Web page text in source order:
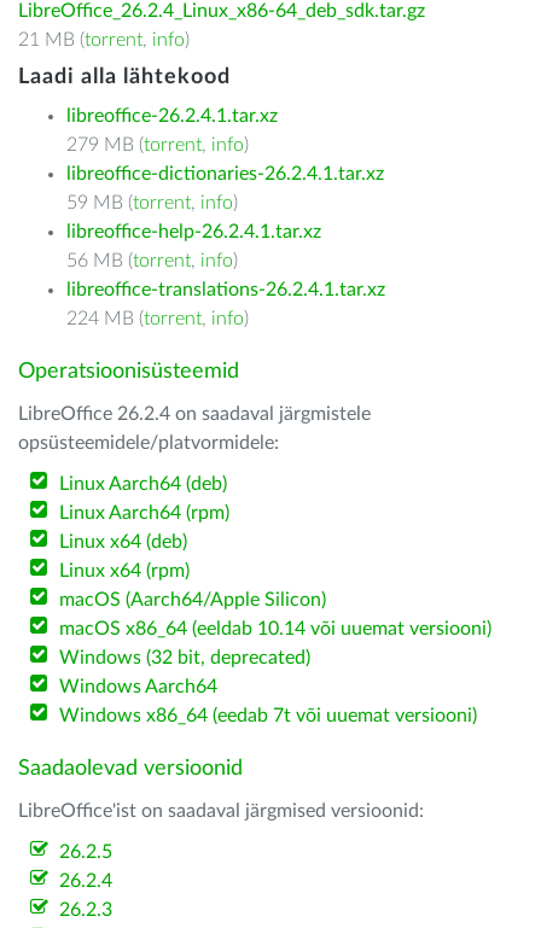
LibreOffice_26.2.4_Linux_x86-64_deb_sdk.tar.gz
21 MB (torrent, info)
Laadi alla lähtekood
libreoffice-26.2.4.1.tar.xz
279 MB (torrent, info)
libreoffice-dictionaries-26.2.4.1.tar.xz
59 MB (torrent, info)
libreoffice-help-26.2.4.1.tar.xz
56 MB (torrent, info)
libreoffice-translations-26.2.4.1.tar.xz
224 MB (torrent, info)
Operatsioonisüsteemid
LibreOffice 26.2.4 on saadaval järgmistele
opsüsteemidele/platvormidele:
Linux Aarch64 (deb)
Linux Aarch64 (rpm)
Linux x64 (deb)
Linux x64 (rpm)
macOS (Aarch64/Apple Silicon)
macOS x86_64 (eeldab 10.14 või uuemat versiooni)
Windows (32 bit, deprecated)
Windows Aarch64
Windows x86_64 (eedab 7t või uuemat versiooni)
Saadaolevad versioonid
LibreOffice'ist on saadaval järgmised versioonid:
26.2.5
26.2.4
26.2.3